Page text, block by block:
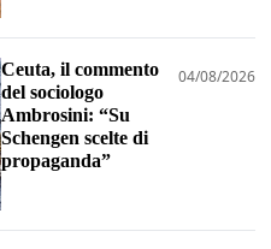
Ceuta, il commento
del sociologo
Ambrosini: “Su
Schengen scelte di
propaganda”
04/08/2026